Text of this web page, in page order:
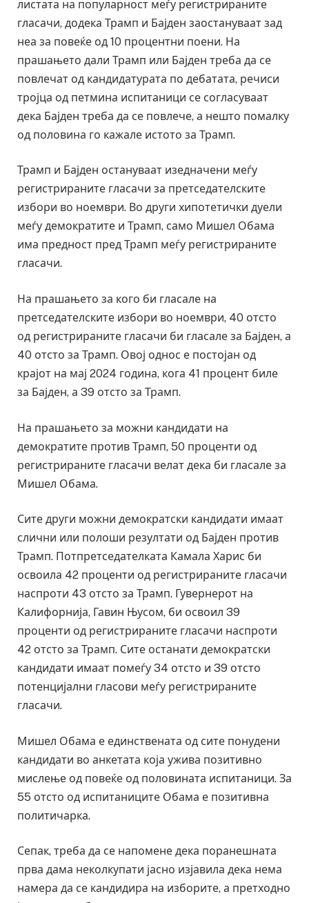
листата на популарност меѓу регистрираните
гласачи, додека Трамп и Бајден заостануваат зад
неа за повеќе од 10 процентни поени. На
прашањето дали Трамп или Бајден треба да се
повлечат од кандидатурата по дебатата, речиси
тројца од петмина испитаници се согласуваат
дека Бајден треба да се повлече, а нешто помалку
од половина го кажале истото за Трамп.
Трамп и Бајден остануваат изедначени меѓу
регистрираните гласачи за претседателските
избори во ноември. Во други хипотетички дуели
меѓу демократите и Трамп, само Мишел Обама
има предност пред Трамп меѓу регистрираните
гласачи.
На прашањето за кого би гласале на
претседателските избори во ноември, 40 отсто
од регистрираните гласачи би гласале за Бајден, а
40 отсто за Трамп. Овој однос е постојан од
крајот на мај 2024 година, кога 41 процент биле
за Бајден, а 39 отсто за Трамп.
На прашањето за можни кандидати на
демократите против Трамп, 50 проценти од
регистрираните гласачи велат дека би гласале за
Мишел Обама.
Сите други можни демократски кандидати имаат
слични или полоши резултати од Бајден против
Трамп. Потпретседателката Камала Харис би
освоила 42 проценти од регистрираните гласачи
наспроти 43 отсто за Трамп. Гувернерот на
Калифорнија, Гавин Њусом, би освоил 39
проценти од регистрираните гласачи наспроти
42 отсто за Трамп. Сите останати демократски
кандидати имаат помеѓу 34 отсто и 39 отсто
потенцијални гласови меѓу регистрираните
гласачи.
Мишел Обама е единствената од сите понудени
кандидати во анкетата која ужива позитивно
мислење од повеќе од половината испитаници. За
55 отсто од испитаниците Обама е позитивна
политичарка.
Сепак, треба да се напомене дека поранешната
прва дама неколкупати јасно изјавила дека нема
намера да се кандидира на изборите, а претходно